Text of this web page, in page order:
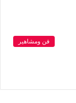
فن ومشاهير